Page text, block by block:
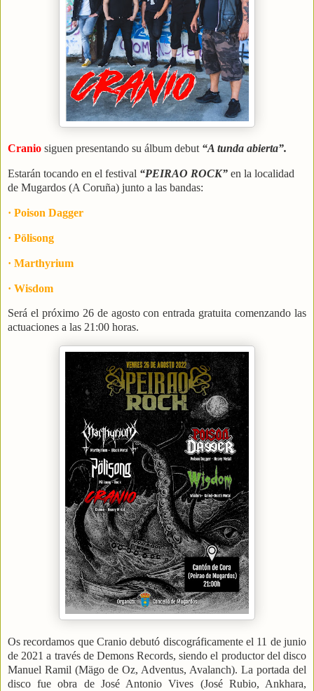
Cranio siguen presentando su álbum debut “A tunda abierta”.
Estarán tocando en el festival “PEIRAO ROCK” en la localidad
de Mugardos (A Coruña) junto a las bandas:
· Poison Dagger
· Pölisong
· Marthyrium
· Wisdom
Será el próximo 26 de agosto con entrada gratuita comenzando las
actuaciones a las 21:00 horas.
Os recordamos que Cranio debutó discográficamente el 11 de junio
de 2021 a través de Demons Records, siendo el productor del disco
Manuel Ramil (Mägo de Oz, Adventus, Avalanch). La portada del
disco fue obra de José Antonio Vives (José Rubio, Ankhara,